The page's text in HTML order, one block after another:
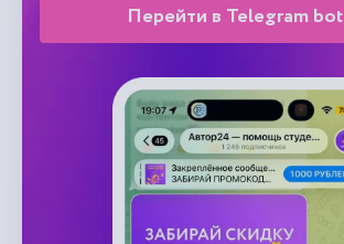
Перейти в Telegram bot